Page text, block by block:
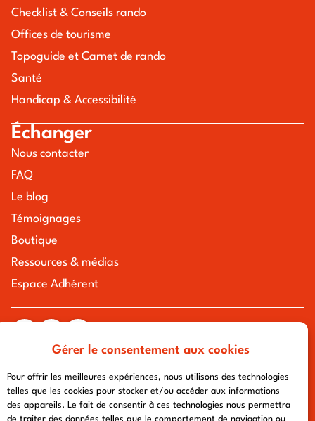
Gérer le consentement aux cookies
Pour offrir les meilleures expériences, nous utilisons des technologies
telles que les cookies pour stocker et/ou accéder aux informations
des appareils. Le fait de consentir à ces technologies nous permettra
de traiter des données telles que le comportement de navigation ou
Checklist & Conseils rando
Offices de tourisme
Topoguide et Carnet de rando
Santé
Handicap & Accessibilité
Échanger
Nous contacter
FAQ
Le blog
Témoignages
Boutique
Ressources & médias
Espace Adhérent
tous droits réservés à l'association chemin urbain v
afa-multimedia.com